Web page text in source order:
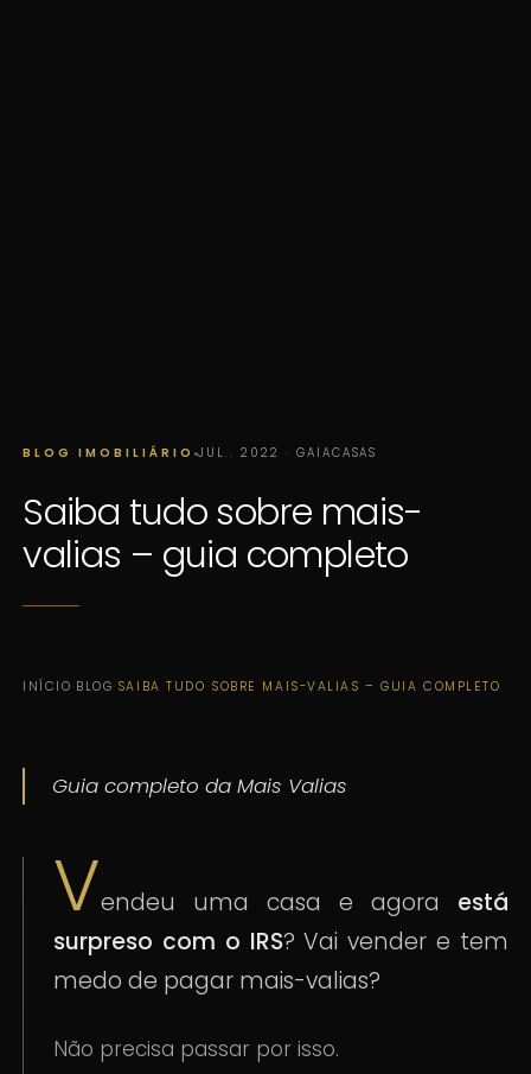
BLOG IMOBILIÁRIO JUL.. 2022 · GAIACASAS
Saiba tudo sobre mais-
valias – guia completo
INÍCIO·BLOG· SAIBA TUDO SOBRE MAIS-VALIAS – GUIA COMPLETO
Guia completo da Mais Valias
Vendeu uma casa e agora está
surpreso com o IRS? Vai vender e tem
medo de pagar mais-valias?
Não precisa passar por isso.